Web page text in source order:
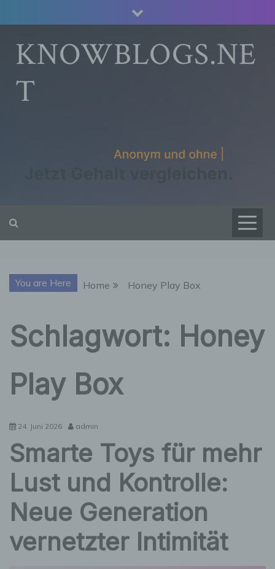
to
contentKNOWBLOGS.NE
T
You are Here Home Honey Play Box
Schlagwort: Honey
Play Box
24. Juni 2026 admin
Smarte Toys für mehr
Lust und Kontrolle:
Neue Generation
vernetzter Intimität